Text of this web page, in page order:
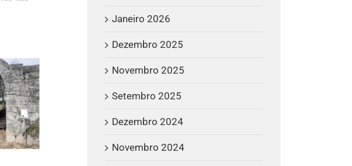
Janeiro 2026
Dezembro 2025
Novembro 2025
Setembro 2025
Dezembro 2024
Novembro 2024